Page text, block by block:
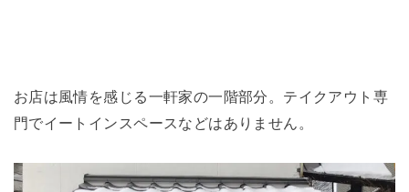
お店は風情を感じる一軒家の一階部分。テイクアウト専
門でイートインスペースなどはありません。